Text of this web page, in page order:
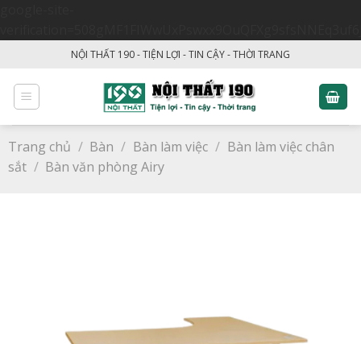
content
NỘI THẤT 190 - TIỆN LỢI - TIN CẬY - THỜI TRANG
Trang chủ / Bàn / Bàn làm việc / Bàn làm việc chân
sắt / Bàn văn phòng Airy